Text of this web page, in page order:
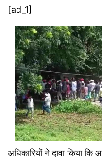
[ad_1]
अधिकारियों ने दावा किया कि